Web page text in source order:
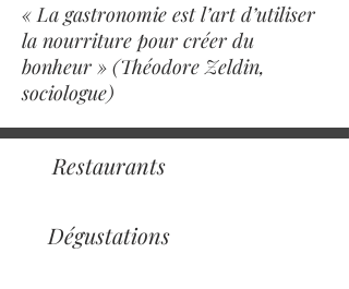
« La gastronomie est l’art d’utiliser
la nourriture pour créer du
bonheur » (Théodore Zeldin,
sociologue)
Restaurants
Dégustations